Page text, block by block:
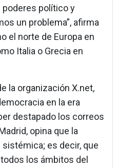
poderes político y
un problema”, afirma
el norte de Europa en
Italia o Grecia en
la organización X.net,
en la era
destapado los correos
opina que la
es decir, que
los ámbitos del